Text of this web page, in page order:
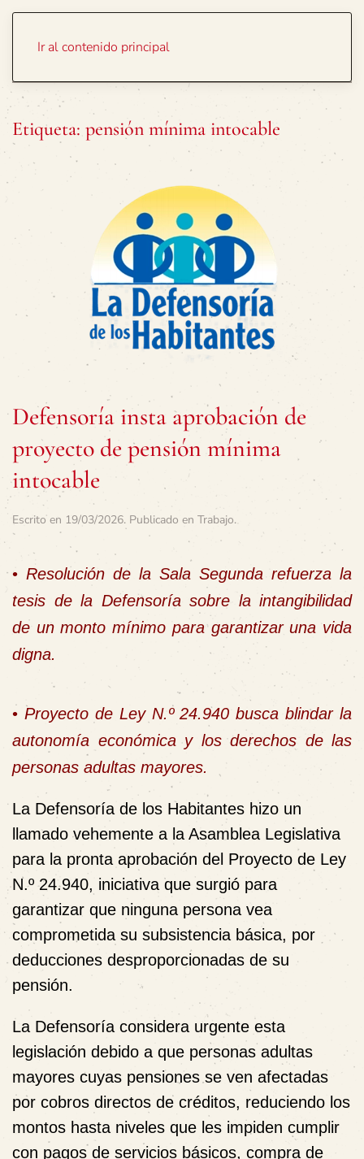
Ir al contenido principal
Etiqueta: pensión mínima intocable
Defensoría insta aprobación de
proyecto de pensión mínima
intocable
Escrito en 19/03/2026. Publicado en Trabajo.
• Resolución de la Sala Segunda refuerza la
tesis de la Defensoría sobre la intangibilidad
de un monto mínimo para garantizar una vida
digna.
• Proyecto de Ley N.º 24.940 busca blindar la
autonomía económica y los derechos de las
personas adultas mayores.
La Defensoría de los Habitantes hizo un
llamado vehemente a la Asamblea Legislativa
para la pronta aprobación del Proyecto de Ley
N.º 24.940, iniciativa que surgió para
garantizar que ninguna persona vea
comprometida su subsistencia básica, por
deducciones desproporcionadas de su
pensión.
La Defensoría considera urgente esta
legislación debido a que personas adultas
mayores cuyas pensiones se ven afectadas
por cobros directos de créditos, reduciendo los
montos hasta niveles que les impiden cumplir
con pagos de servicios básicos, compra de